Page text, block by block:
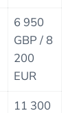
6 950
GBP / 8
200
EUR
11 300